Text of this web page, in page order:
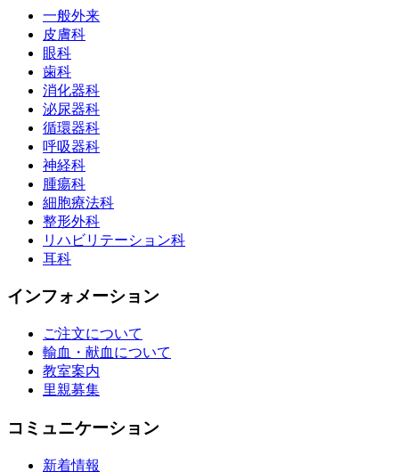
一般外来
皮膚科
眼科
歯科
消化器科
泌尿器科
循環器科
呼吸器科
神経科
腫瘍科
細胞療法科
整形外科
リハビリテーション科
耳科
インフォメーション
ご注文について
輸血・献血について
教室案内
里親募集
コミュニケーション
新着情報